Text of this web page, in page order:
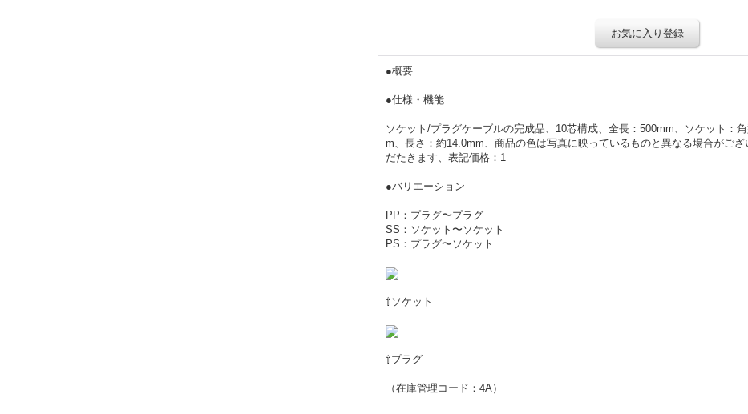
お気に入り登録
●概要
●仕様・機能
ソケット/プラグケーブルの完成品、10芯構成、全長：500mm、ソケット：
m、長さ：約14.0mm、商品の色は写真に映っているものと異なる場合がご
だたきます、表記価格：1
●バリエーション
PP：プラグ〜プラグ
SS：ソケット〜ソケット
PS：プラグ〜ソケット
⇧ソケット
⇧プラグ
（在庫管理コード：4A）